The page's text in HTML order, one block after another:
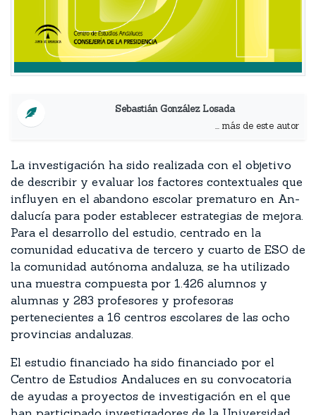
Sebastián González Losada
... más de este autor
La investigación ha sido realizada con el objetivo
de describir y evaluar los factores contextuales que
influyen en el abandono escolar prematuro en An­
da­lucía para poder esta­blecer estrategias de mejora.
Para el desarrollo del estudio, centrado en la
comunidad educativa de tercero y cuarto de ESO de
la comunidad autónoma andaluza, se ha utilizado
una muestra compuesta por 1.426 alumnos y
alumnas y 283 profesores y profesoras
pertenecientes a 16 centros escolares de las ocho
provincias andaluzas.
El estudio financiado ha sido financiado por el
Centro de Estudios Andaluces en su convocatoria
de ayudas a proyectos de investigación en el que